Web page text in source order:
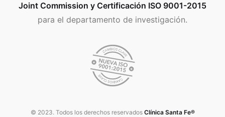
Joint Commission y Certificación ISO 9001-2015
para el departamento de investigación.
© 2023. Todos los derechos reservadosClínica Santa Fe®